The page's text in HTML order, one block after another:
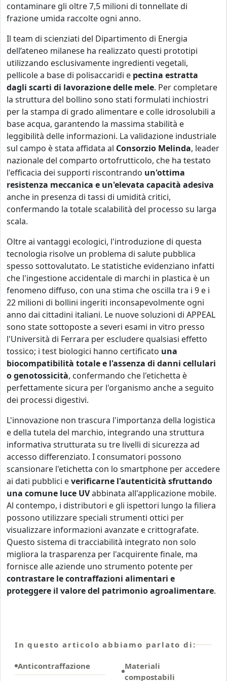
contaminare gli oltre 7,5 milioni di tonnellate di
frazione umida raccolte ogni anno.
Il team di scienziati del Dipartimento di Energia
dell’ateneo milanese ha realizzato questi prototipi
utilizzando esclusivamente ingredienti vegetali,
pellicole a base di polisaccaridi e pectina estratta
dagli scarti di lavorazione delle mele. Per completare
la struttura del bollino sono stati formulati inchiostri
per la stampa di grado alimentare e colle idrosolubili a
base acqua, garantendo la massima stabilità e
leggibilità delle informazioni. La validazione industriale
sul campo è stata affidata al Consorzio Melinda, leader
nazionale del comparto ortofrutticolo, che ha testato
l'efficacia dei supporti riscontrando un'ottima
resistenza meccanica e un'elevata capacità adesiva
anche in presenza di tassi di umidità critici,
confermando la totale scalabilità del processo su larga
scala.
Oltre ai vantaggi ecologici, l'introduzione di questa
tecnologia risolve un problema di salute pubblica
spesso sottovalutato. Le statistiche evidenziano infatti
che l'ingestione accidentale di marchi in plastica è un
fenomeno diffuso, con una stima che oscilla tra i 9 e i
22 milioni di bollini ingeriti inconsapevolmente ogni
anno dai cittadini italiani. Le nuove soluzioni di APPEAL
sono state sottoposte a severi esami in vitro presso
l'Università di Ferrara per escludere qualsiasi effetto
tossico; i test biologici hanno certificato una
biocompatibilità totale e l'assenza di danni cellulari
o genotossicità, confermando che l'etichetta è
perfettamente sicura per l'organismo anche a seguito
dei processi digestivi.
L'innovazione non trascura l'importanza della logistica
e della tutela del marchio, integrando una struttura
informativa strutturata su tre livelli di sicurezza ad
accesso differenziato. I consumatori possono
scansionare l'etichetta con lo smartphone per accedere
ai dati pubblici everificarne l'autenticità sfruttando
una comune luce UVabbinata all'applicazione mobile.
Al contempo, i distributori e gli ispettori lungo la filiera
possono utilizzare speciali strumenti ottici per
visualizzare informazioni avanzate e crittografate.
Questo sistema di tracciabilità integrato non solo
migliora la trasparenza per l'acquirente finale, ma
fornisce alle aziende uno strumento potente per
contrastare le contraffazioni alimentari e
proteggere il valore del patrimonio agroalimentare.
In questo articolo abbiamo parlato di:
Anticontraffazione
Materiali
compostabili